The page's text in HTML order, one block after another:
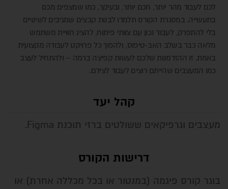
לכם לעבוד מהר יותר, חכם יותר, ובעיקר, כמו שמצפים מכם
בתעשייה. במסגרת הקורס תלמדו לבנות קבצים שמגיבים לשינויים
בלי להתפרק, לעבוד נכון עם צוותי פיתוח, להציג חוויית משתמש
מלאה כבר בשלב האב-טיפוס, ולהפוך כל פרויקט לעבודה מקצועית
באמת. זו ההזדמנות שלכם לעשות קפיצה ברמה – ולהתחיל לעצב
כמו המעצבים שהייתם רוצים לעבוד לצידם.
קהל יעד
מעצבים וגרפיקאים ששולטים ברזי תוכנת Figma.
דרישות הקורס
בוגר קורס פיגמה (במנטור או בכל מכללה אחרת) או